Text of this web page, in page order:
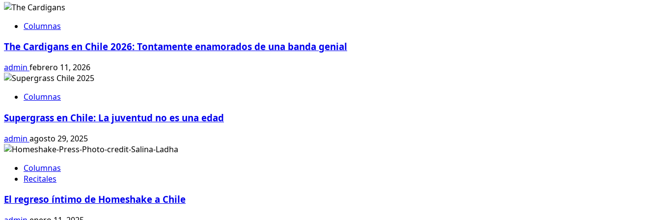
Columnas
The Cardigans en Chile 2026: Tontamente enamorados de una banda genial
admin febrero 11, 2026
Columnas
Supergrass en Chile: La juventud no es una edad
admin agosto 29, 2025
Columnas
Recitales
El regreso íntimo de Homeshake a Chile